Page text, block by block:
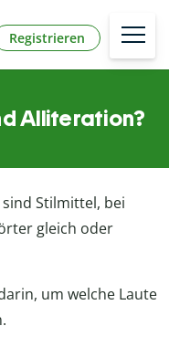
Registrieren
Alliteration?
sind Stilmittel, bei
gleich oder
um welche Laute